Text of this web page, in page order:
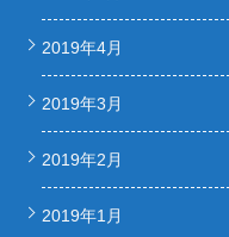
2019年4月
2019年3月
2019年2月
2019年1月